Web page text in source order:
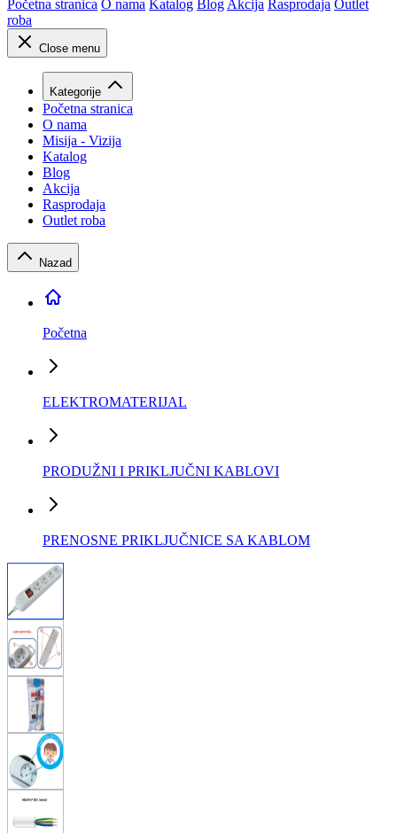
Početna stranica O nama Katalog Blog Akcija Rasprodaja Outlet
roba
Close menu
Kategorije
Početna stranica
O nama
Misija - Vizija
Katalog
Blog
Akcija
Rasprodaja
Outlet roba
Nazad
Početna
ELEKTROMATERIJAL
PRODUŽNI I PRIKLJUČNI KABLOVI
PRENOSNE PRIKLJUČNICE SA KABLOM